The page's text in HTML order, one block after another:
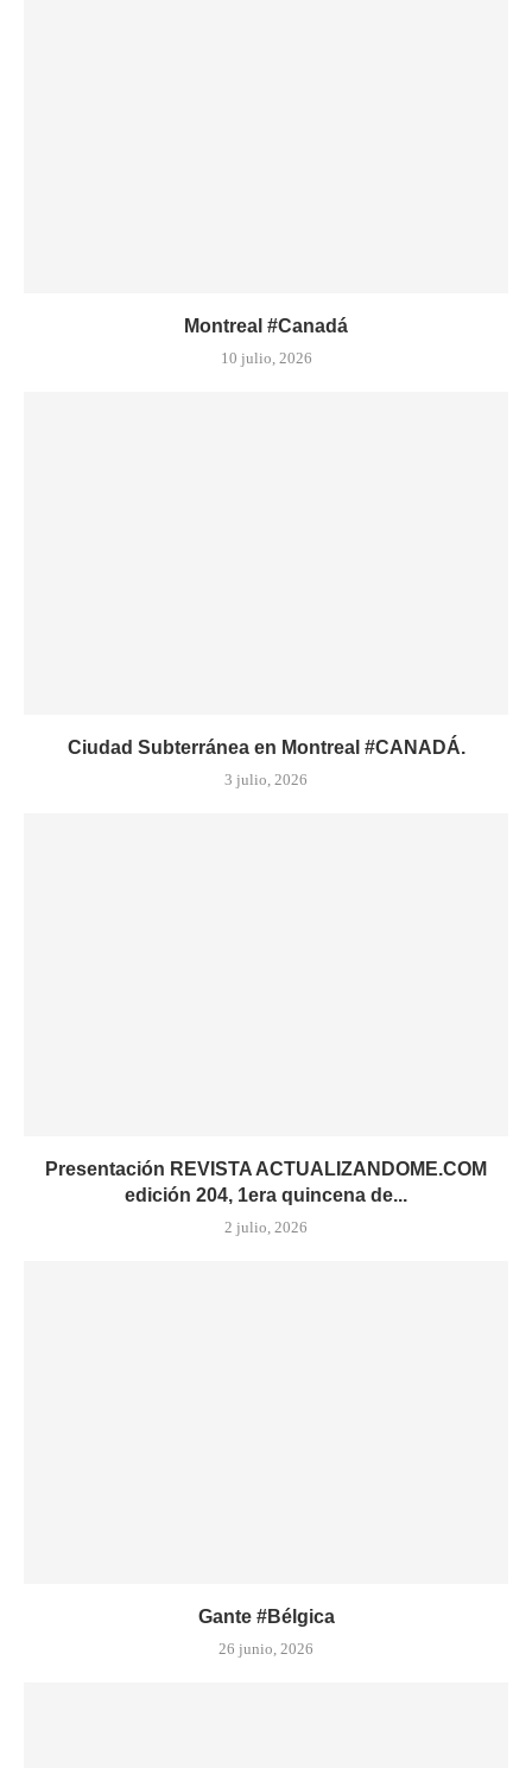
Montreal #Canadá
10 julio, 2026
Ciudad Subterránea en Montreal #CANADÁ.
3 julio, 2026
Presentación REVISTA ACTUALIZANDOME.COM
edición 204, 1era quincena de...
2 julio, 2026
Gante #Bélgica
26 junio, 2026